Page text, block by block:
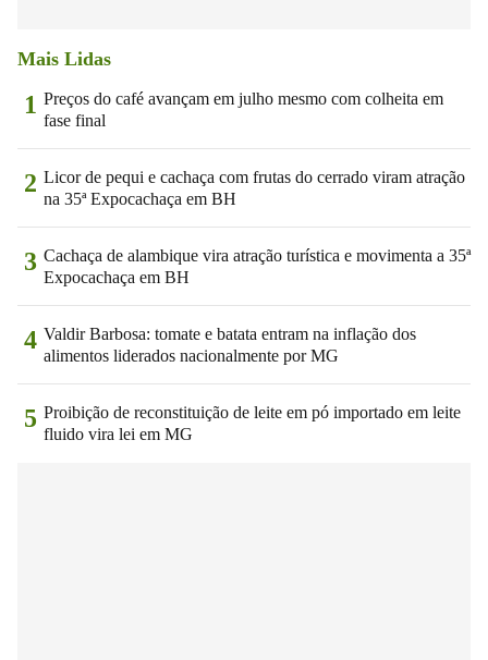
Mais Lidas
1 Preços do café avançam em julho mesmo com colheita em
fase final
2 Licor de pequi e cachaça com frutas do cerrado viram atração
na 35ª Expocachaça em BH
3 Cachaça de alambique vira atração turística e movimenta a 35ª
Expocachaça em BH
4 Valdir Barbosa: tomate e batata entram na inflação dos
alimentos liderados nacionalmente por MG
5 Proibição de reconstituição de leite em pó importado em leite
fluido vira lei em MG